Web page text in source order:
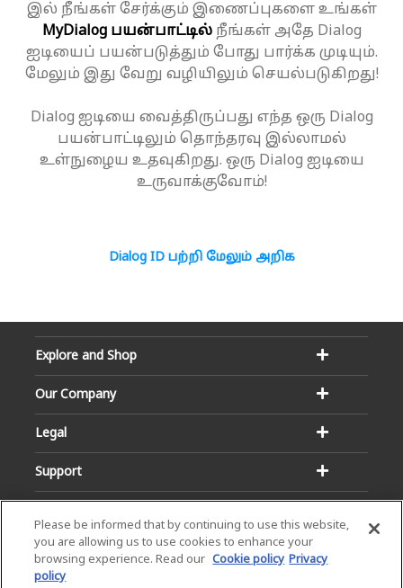
இல் நீங்கள் சேர்க்கும் இணைப்புகளை உங்கள்
MyDialog பயன்பாட்டில்நீங்கள் அதே Dialog
ஐடியைப் பயன்படுத்தும் போது பார்க்க முடியும்.
மேலும் இது வேறு வழியிலும் செயல்படுகிறது!
Dialog ஐடியை வைத்திருப்பது எந்த ஒரு Dialog
பயன்பாட்டிலும் தொந்தரவு இல்லாமல்
உள்நுழைய உதவுகிறது. ஒரு Dialog ஐடியை
உருவாக்குவோம்!
Dialog ID பற்றி மேலும் அறிக
Explore and Shop
Our Company
Legal
Support
Please be informed that by continuing to use this website,
you are allowing us to use cookies to enhance your
browsing experience. Read our Cookie policy Privacy
policy